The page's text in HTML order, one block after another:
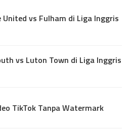
United vs Fulham di Liga Inggris
vs Luton Town di Liga Inggris
TikTok Tanpa Watermark